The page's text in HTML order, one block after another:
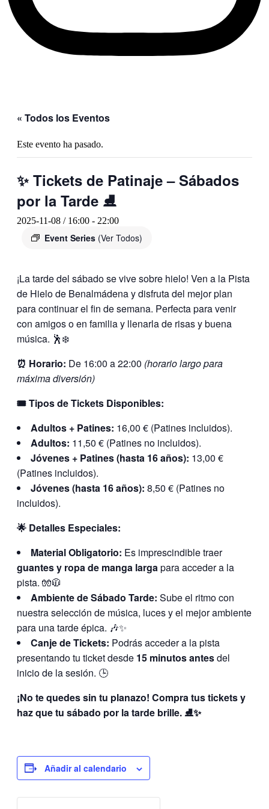
« Todos los Eventos
Este evento ha pasado.
✨ Tickets de Patinaje – Sábados
por la Tarde ⛸️
2025-11-08 / 16:00 - 22:00
Event Series (Ver Todos)
¡La tarde del sábado se vive sobre hielo! Ven a la Pista
de Hielo de Benalmádena y disfruta del mejor plan
para continuar el fin de semana. Perfecta para venir
con amigos o en familia y llenarla de risas y buena
música. 🕺❄️
⏰ Horario: De 16:00 a 22:00 (horario largo para
máxima diversión)
🎟️ Tipos de Tickets Disponibles:
Adultos + Patines: 16,00 € (Patines incluidos).
Adultos: 11,50 € (Patines no incluidos).
Jóvenes + Patines (hasta 16 años): 13,00 €
(Patines incluidos).
Jóvenes (hasta 16 años): 8,50 € (Patines no
incluidos).
🌟 Detalles Especiales:
Material Obligatorio: Es imprescindible traer
guantes y ropa de manga largapara acceder a la
pista. 🧤🧥
Ambiente de Sábado Tarde: Sube el ritmo con
nuestra selección de música, luces y el mejor ambiente
para una tarde épica. 🎶✨
Canje de Tickets: Podrás acceder a la pista
presentando tu ticket desde 15 minutos antesdel
inicio de la sesión. 🕒
¡No te quedes sin tu planazo! Compra tus tickets y
haz que tu sábado por la tarde brille. ⛸️✨
Añadir al calendario